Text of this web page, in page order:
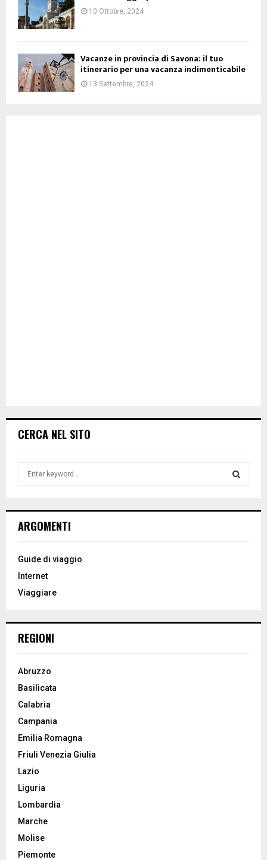
10 Ottobre, 2024
Vacanze in provincia di Savona: il tuo
itinerario per una vacanza indimenticabile
13 Settembre, 2024
CERCA NEL SITO
h
o
:
ARGOMENTI
Guide di viaggio
Internet
Viaggiare
REGIONI
Abruzzo
Basilicata
Calabria
Campania
Emilia Romagna
Friuli Venezia Giulia
Lazio
Liguria
Lombardia
Marche
Molise
Piemonte